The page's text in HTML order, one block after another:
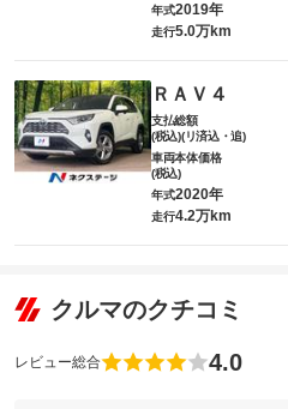
年式2019年
走行5.0万km
ＲＡＶ４
支払総額
(税込)(リ済込・追)
車両本体価格
(税込)
年式2020年
走行4.2万km
クルマのクチコミ
レビュー総合 4.0